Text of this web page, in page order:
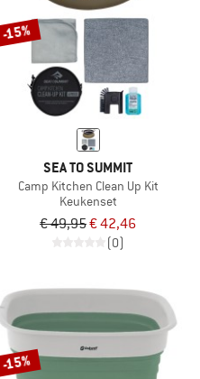
-15%
SEA TO SUMMIT
Camp Kitchen Clean Up Kit
Keukenset
€ 49,95€ 42,46
(0)
-15%